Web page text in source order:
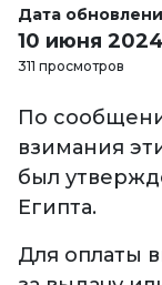
Дата
10 июня 2024
311 просмотров
По
взимания
был
Египта.
Для оплаты